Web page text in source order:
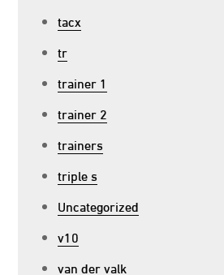
tacx
tr
trainer 1
trainer 2
trainers
triple s
Uncategorized
v10
van der valk